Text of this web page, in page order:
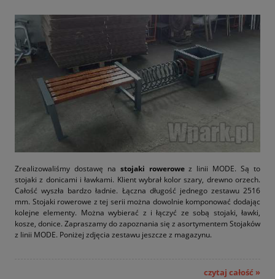
Zrealizowaliśmy dostawę na stojaki rowerowez linii MODE. Są to
stojaki z donicami i ławkami. Klient wybrał kolor szary, drewno orzech.
Całość wyszła bardzo ładnie. Łączna długość jednego zestawu 2516
mm. Stojaki rowerowe z tej serii można dowolnie komponować dodając
kolejne elementy. Można wybierać z i łączyć ze sobą stojaki, ławki,
kosze, donice. Zapraszamy do zapoznania się z asortymentem Stojaków
z linii MODE. Poniżej zdjęcia zestawu jeszcze z magazynu.
czytaj całość »